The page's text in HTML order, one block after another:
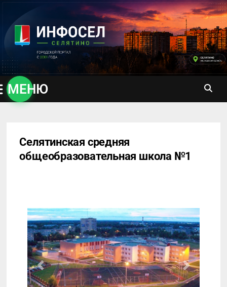
содержимому
МЕНЮ
Селятинская средняя
общеобразовательная школа №1
Назад Далее